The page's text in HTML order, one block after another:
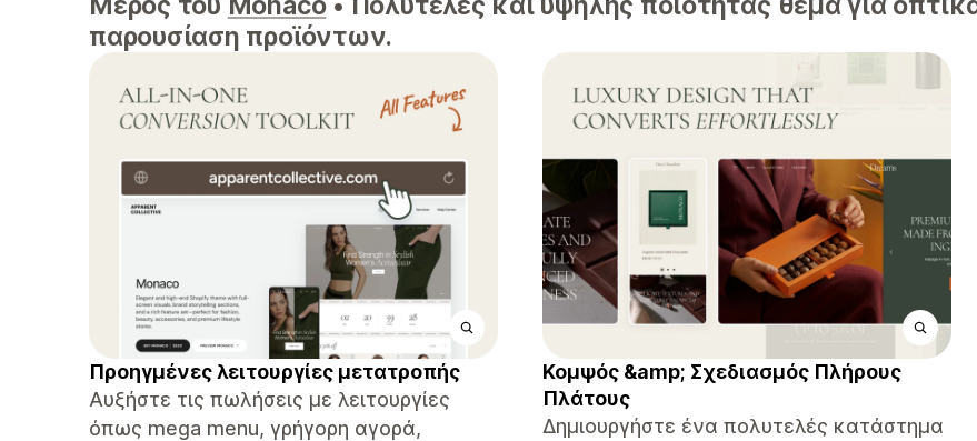
παρουσίαση προϊόντων.
Προηγμένες λειτουργίες μετατροπής
Αυξήστε τις πωλήσεις με λειτουργίες
όπως mega menu, γρήγορη αγορά,
Κομψός &amp; Σχεδιασμός Πλήρους
Πλάτους
Δημιουργήστε ένα πολυτελές κατάστημα